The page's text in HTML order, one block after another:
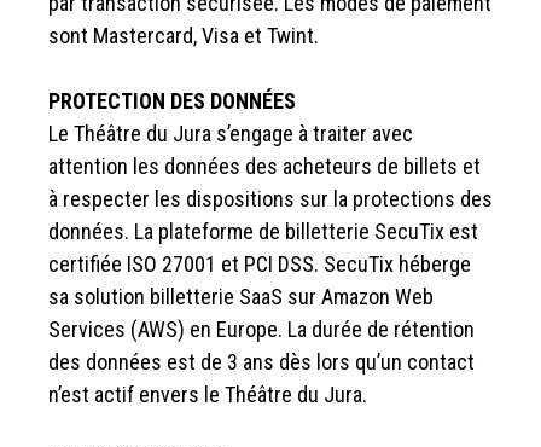
sont Mastercard, Visa et Twint.
PROTECTION DES DONNÉES
Le Théâtre du Jura s’engage à traiter avec
attention les données des acheteurs de billets et
à respecter les dispositions sur la protections des
données. La plateforme de billetterie SecuTix est
certifiée ISO 27001 et PCI DSS. SecuTix héberge
sa solution billetterie SaaS sur Amazon Web
Services (AWS) en Europe. La durée de rétention
des données est de 3 ans dès lors qu’un contact
n’est actif envers le Théâtre du Jura.